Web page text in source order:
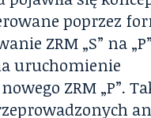
poprzez
ZRM „S” na „P”
uruchomienie
ZRM „P”.